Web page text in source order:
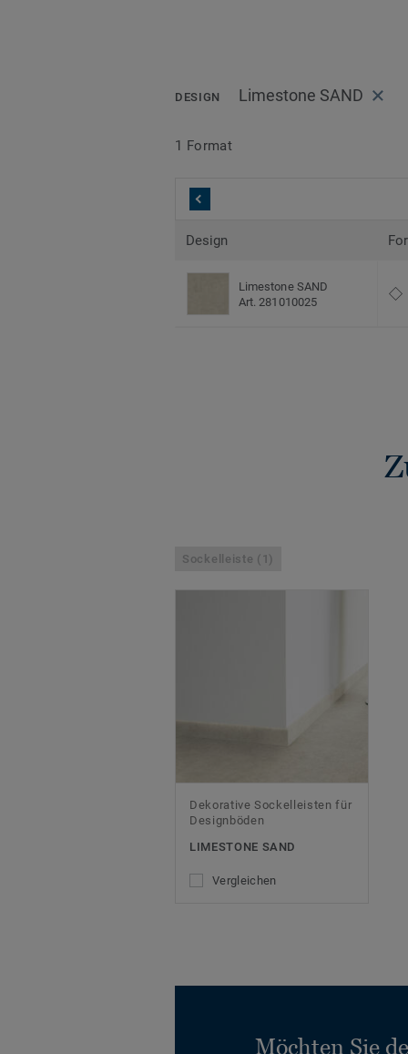
DESIGN Limestone SAND
1 Format
Design
Limestone SAND
Art. 281010025
Sockelleiste (1)
Dekorative Sockelleisten für
Designböden
LIMESTONE SAND
Vergleichen
Möchten Sie